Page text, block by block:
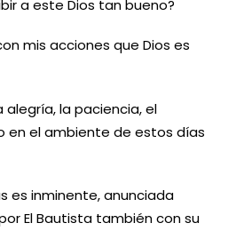
a este Dios tan bueno?
mis acciones que Dios es
alegría, la paciencia, el
en el ambiente de estos días
es inminente, anunciada
El Bautista también con su